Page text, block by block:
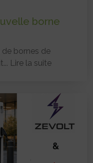
borne
bornes de
Lire la suite